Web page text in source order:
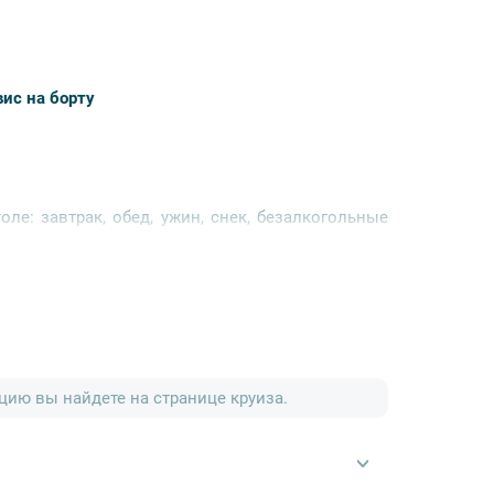
на борту
завтрак, обед, ужин, снек, безалкогольные
вы найдете на странице круиза.